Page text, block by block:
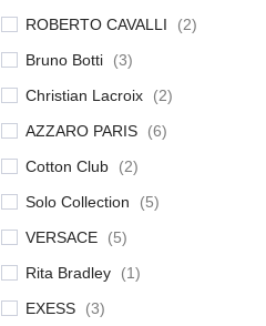
ROBERTO CAVALLI
(2)
Bruno Botti
(3)
Christian Lacroix
(2)
AZZARO PARIS
(6)
Cotton Club
(2)
Solo Collection
(5)
VERSACE
(5)
Rita Bradley
(1)
EXESS
(3)